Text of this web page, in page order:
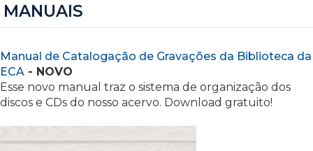
MANUAIS
Manual de Catalogação de Gravações da Biblioteca da
ECA - NOVO
Esse novo manual traz o sistema de organização dos
discos e CDs do nosso acervo. Download gratuito!